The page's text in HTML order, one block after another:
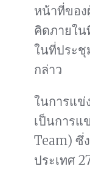
หน้าที่ของ
คิดภายใ
ในที่ประชุ
กล่าว
ในการแข่
เป็นการแ
Team) ซึ่
ประเทศ